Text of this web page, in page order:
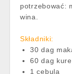
potrzebować:
wina.
Składniki:
30 dag
60 dag
1 cebula